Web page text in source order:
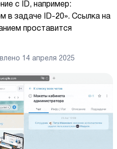
с ID, например:
в задаче ID-20». Ссылка на
проставится
14 апреля 2025